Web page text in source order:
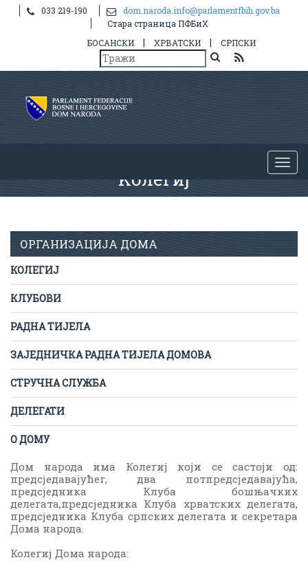
033 219-190
dom.naroda.info@parlamentfbih.gov.ba
Стара страница ПФБиХ
БОСАНСКИ
| ХРВАТСКИ | СРПСКИ
Kолегиј
ОРГАНИЗАЦИЈА ДОМА
КОЛЕГИЈ
КЛУБОВИ
РАДНА ТИЈЕЛА
ЗАЈЕДНИЧКА РАДНА ТИЈЕЛА ДОМОВА
СТРУЧНА СЛУЖБА
ДЕЛЕГАТИ
О ДОМУ
Дом народа има Колегиј који се састоји од:
предсједавајућег, два потпредсједавајућа,
предсједника Клуба бошњачких
делегата,предсједника Клуба хрватских делегата,
предсједника Клуба српских делегата и секретара
Дома народа.
Колегиј Дома народа: